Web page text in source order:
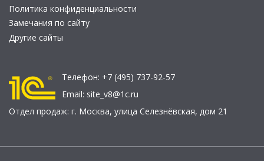
Политика конфиденциальности
Замечания по сайту
Другие сайты
Телефон: +7 (495) 737-92-57
Email: site_v8@1c.ru
Отдел продаж: г. Москва, улица Селезнёвская, дом 21